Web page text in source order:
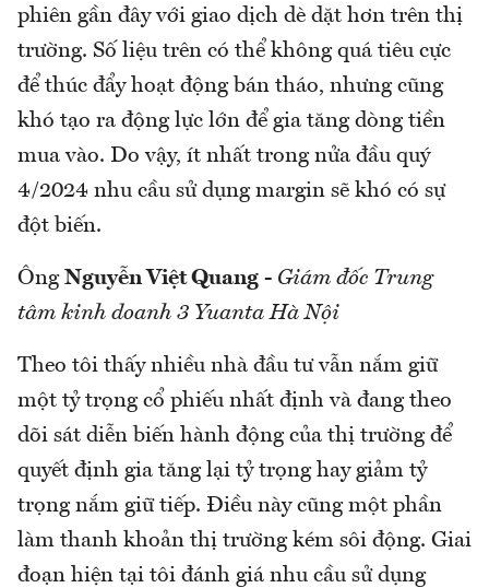
phiên gần đây với giao dịch dè dặt hơn trên thị
trường. Số liệu trên có thể không quá tiêu cực
để thúc đẩy hoạt động bán tháo, nhưng cũng
khó tạo ra động lực lớn để gia tăng dòng tiền
mua vào. Do vậy, ít nhất trong nửa đầu quý
4/2024 nhu cầu sử dụng margin sẽ khó có sự
đột biến.
Ông Nguyễn Việt Quang - Giám đốc Trung
tâm kinh doanh 3 Yuanta Hà Nội
Theo tôi thấy nhiều nhà đầu tư vẫn nắm giữ
một tỷ trọng cổ phiếu nhất định và đang theo
dõi sát diễn biến hành động của thị trường để
quyết định gia tăng lại tỷ trọng hay giảm tỷ
trọng nắm giữ tiếp. Điều này cũng một phần
làm thanh khoản thị trường kém sôi động. Giai
đoạn hiện tại tôi đánh giá nhu cầu sử dụng